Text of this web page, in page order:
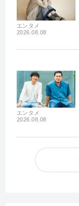
エンタメ
2026.08.08
エンタメ
2026.08.08